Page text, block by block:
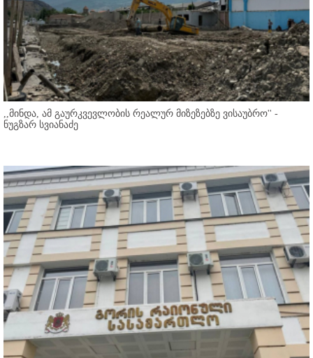
,,მინდა, ამ გაურკვევლობის რეალურ მიზეზებზე ვისაუბრო'' -
ნუგზარ სვიანაძე